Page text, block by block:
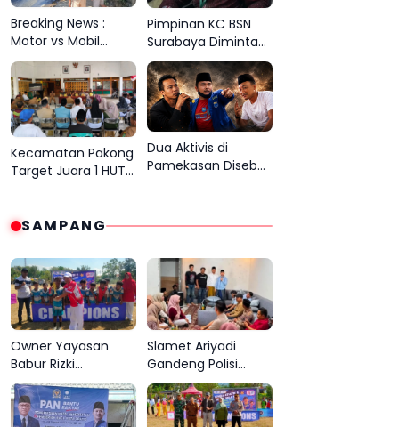
Breaking News :
Motor vs Mobil
Pengangkut
Tembakau, Korban
Meninggal Terbakar
Pimpinan KC BSN
Surabaya Diminta
Tak Bersembunyi di
Balik Dalih Aturan
Kecamatan Pakong
Target Juara 1 HUT
Dua Aktivis di
Pamekasan Disebut
SAMPANG
Owner Yayasan
Babur Rizki
Serahkan Piala
Juara Sepak Bola SD
di Camplong
Slamet Ariyadi
Gandeng Polisi
Edukasi Pemuda
Sampang Jauhi
Judi Online